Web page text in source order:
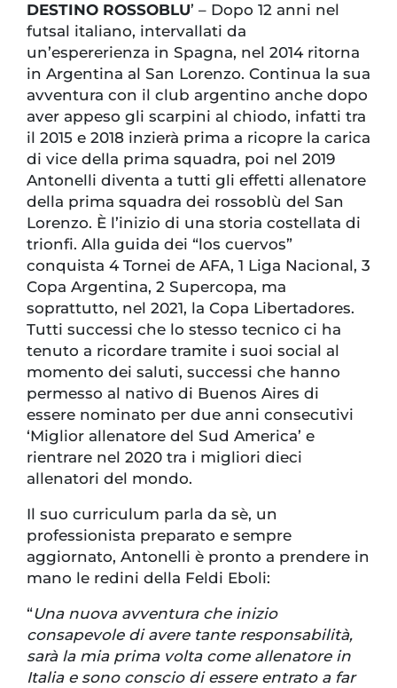
DESTINO ROSSOBLU’ – Dopo 12 anni nel
futsal italiano, intervallati da
un’espererienza in Spagna, nel 2014 ritorna
in Argentina al San Lorenzo. Continua la sua
avventura con il club argentino anche dopo
aver appeso gli scarpini al chiodo, infatti tra
il 2015 e 2018 inzierà prima a ricopre la carica
di vice della prima squadra, poi nel 2019
Antonelli diventa a tutti gli effetti allenatore
della prima squadra dei rossoblù del San
Lorenzo. È l’inizio di una storia costellata di
trionfi. Alla guida dei “los cuervos”
conquista 4 Tornei de AFA, 1 Liga Nacional, 3
Copa Argentina, 2 Supercopa, ma
soprattutto, nel 2021, la Copa Libertadores.
Tutti successi che lo stesso tecnico ci ha
tenuto a ricordare tramite i suoi social al
momento dei saluti, successi che hanno
permesso al nativo di Buenos Aires di
essere nominato per due anni consecutivi
‘Miglior allenatore del Sud America’ e
rientrare nel 2020 tra i migliori dieci
allenatori del mondo.
Il suo curriculum parla da sè, un
professionista preparato e sempre
aggiornato, Antonelli è pronto a prendere in
mano le redini della Feldi Eboli:
“Una nuova avventura che inizio
consapevole di avere tante responsabilità,
sarà la mia prima volta come allenatore in
Italia e sono conscio di essere entrato a far